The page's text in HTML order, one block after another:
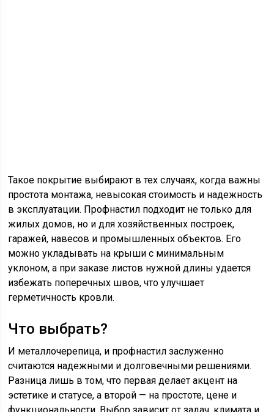
Такое покрытие выбирают в тех случаях, когда важны
простота монтажа, невысокая стоимость и надежность
в эксплуатации. Профнастил подходит не только для
жилых домов, но и для хозяйственных построек,
гаражей, навесов и промышленных объектов. Его
можно укладывать на крыши с минимальным
уклоном, а при заказе листов нужной длины удается
избежать поперечных швов, что улучшает
герметичность кровли.
Что выбрать?
И металлочерепица, и профнастил заслуженно
считаются надежными и долговечными решениями.
Разница лишь в том, что первая делает акцент на
эстетике и статусе, а второй — на простоте, цене и